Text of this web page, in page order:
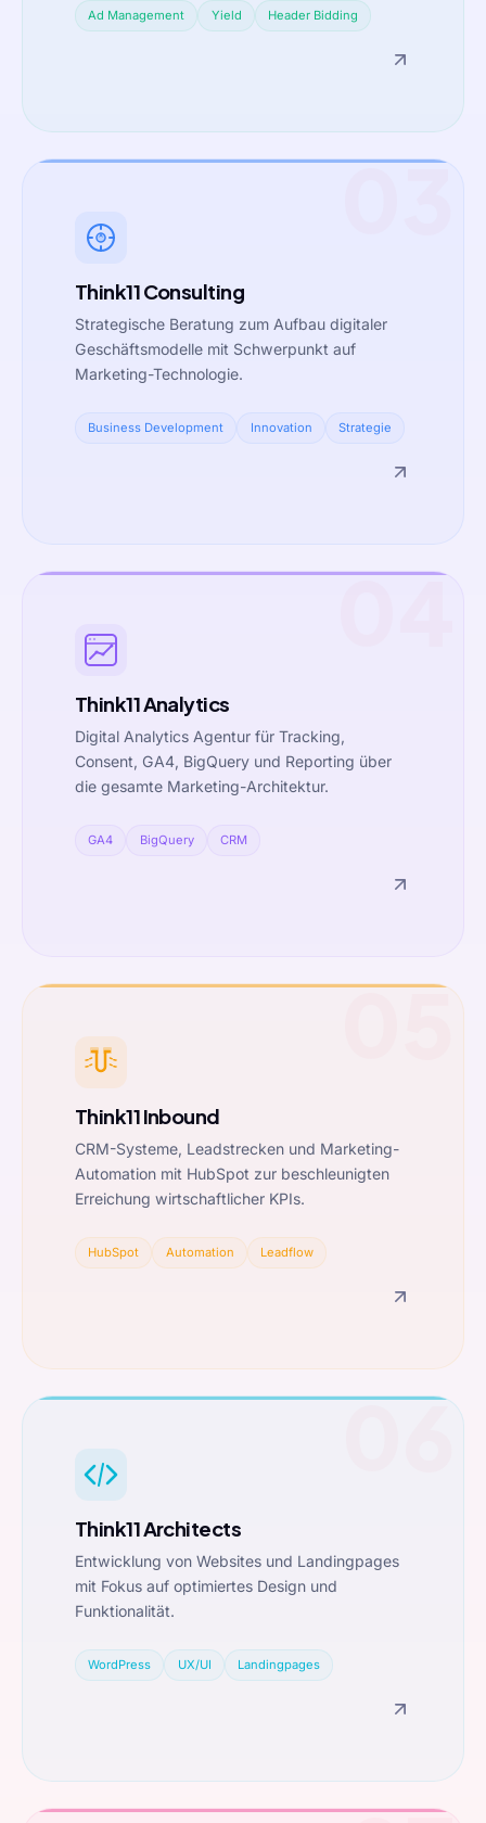
Ad Management Yield Header Bidding
03
Think11 Consulting
Strategische Beratung zum Aufbau digitaler
Geschäftsmodelle mit Schwerpunkt auf
Marketing-Technologie.
Business Development Innovation Strategie
04
Think11 Analytics
Digital Analytics Agentur für Tracking,
Consent, GA4, BigQuery und Reporting über
die gesamte Marketing-Architektur.
GA4 BigQuery CRM
05
Think11 Inbound
CRM-Systeme, Leadstrecken und Marketing-
Automation mit HubSpot zur beschleunigten
Erreichung wirtschaftlicher KPIs.
HubSpot Automation Leadflow
06
Think11 Architects
Entwicklung von Websites und Landingpages
mit Fokus auf optimiertes Design und
Funktionalität.
WordPress UX/UI Landingpages